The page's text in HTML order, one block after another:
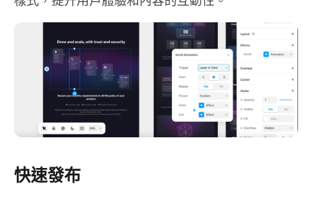
快速發布